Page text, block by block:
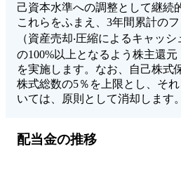
⼰資本⽔準への調整として継続
これらをふまえ、3年間累計の
（資産売却‧圧縮によるキャッ
の100%以上となるよう株主還元
を実施します。なお、自己株式
株式総数の5％を上限とし、そ
いては、原則として消却します。
配当金の推移